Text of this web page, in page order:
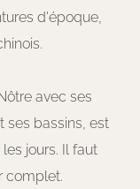
d'époque,
avec ses
ses bassins, est
jours. Il faut
complet.